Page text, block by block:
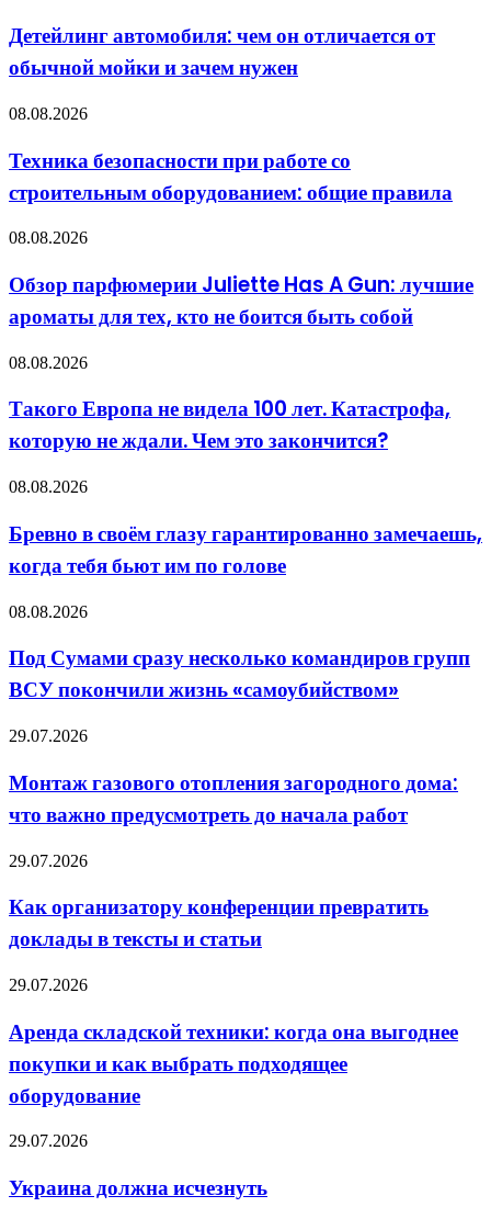
чем
он
отличается
обычной
мойки
зачем
нужен
Детейлинг автомобиля: чем он отличается от
обычной мойки и зачем нужен
Техника
при
работе
со
оборудованием:
08.08.2026
Техника безопасности при работе со
строительным оборудованием: общие правила
Обзор
Juliette
Has
A
лучшие
ароматы
тех,
кто
не
быть
08.08.2026
Обзор парфюмерии Juliette Has A Gun: лучшие
ароматы для тех, кто не боится быть собой
Такого
не
видела
100
Катастрофа,
ждали.
Чем
это
08.08.2026
Такого Европа не видела 100 лет. Катастрофа,
которую не ждали. Чем это закончится?
Бревно
своём
глазу
гарантированно
когда
тебя
им
по
голове
08.08.2026
Бревно в своём глазу гарантированно замечаешь,
когда тебя бьют им по голове
Под
сразу
несколько
командиров
ВСУ
«самоубийством»
08.08.2026
Под Сумами сразу несколько командиров групп
ВСУ покончили жизнь «самоубийством»
Монтаж
отопления
загородного
дома:
важно
предусмотреть
начала
работ
29.07.2026
Монтаж газового отопления загородного дома:
что важно предусмотреть до начала работ
Как
конференции
превратить
доклады
тексты
29.07.2026
Как организатору конференции превратить
доклады в тексты и статьи
Аренда
техники:
когда
она
покупки
как
подходящее
оборудование
29.07.2026
Аренда складской техники: когда она выгоднее
покупки и как выбрать подходящее
оборудование
Украина
исчезнуть
29.07.2026
Украина должна исчезнуть